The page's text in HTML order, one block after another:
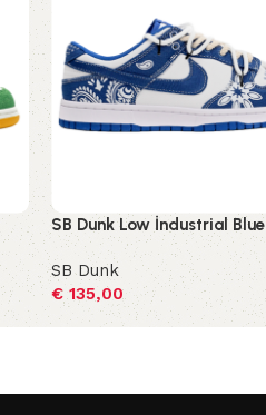
SB Dunk Low İndustrial Blue
SB Dunk
€ 135,00
Opties selecteren